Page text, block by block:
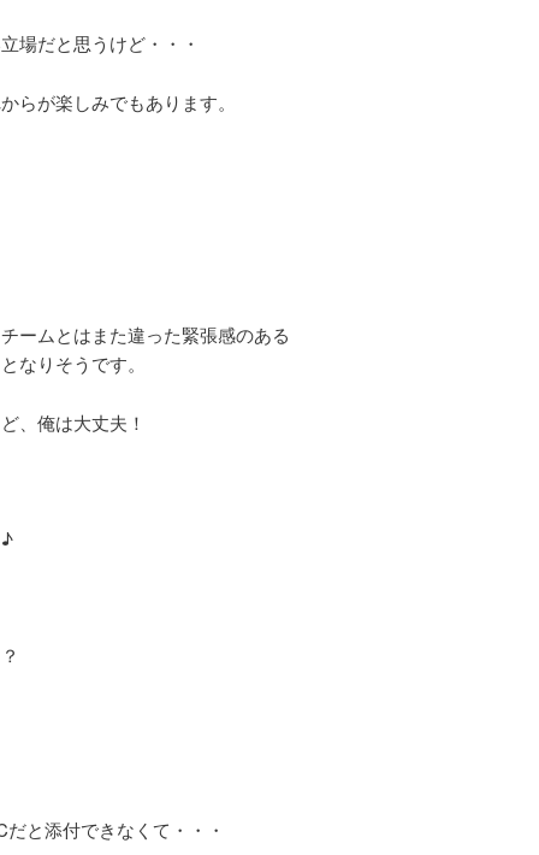
場だと思うけど・・・
らが楽しみでもあります。
ームとはまた違った緊張感のある
なりそうです。
、俺は大丈夫！
と添付できなくて・・・